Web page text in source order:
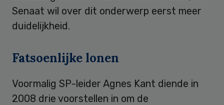
Senaat wil over dit onderwerp eerst meer
duidelijkheid.
Fatsoenlijke lonen
Voormalig SP-leider Agnes Kant diende in
2008 drie voorstellen in om de